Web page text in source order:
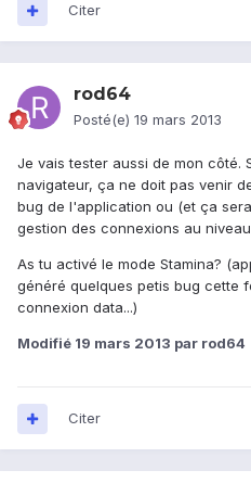
Citer
rod64
Posté(e) 19 mars 2013
Je vais tester aussi de mon côté.
navigateur, ça ne doit pas venir
bug de l'application ou (et ça
gestion des connexions au
As tu activé le mode Stamina?
généré quelques petis bug cette
connexion data...)
Modifié 19 mars 2013 par rod64
Citer